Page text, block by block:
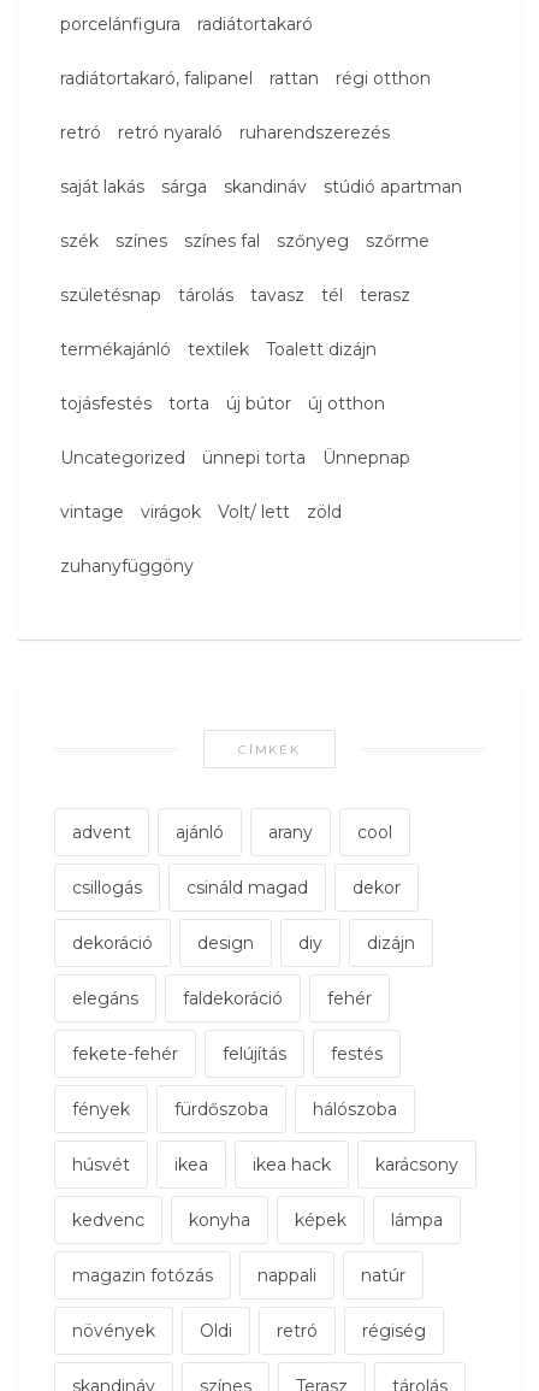
porcelánfigura radiátortakaró
radiátortakaró, falipanel rattan régi otthon
retró retró nyaraló ruharendszerezés
saját lakás sárga skandináv stúdió apartman
szék színes színes fal szőnyeg szőrme
születésnap tárolás tavasz tél terasz
termékajánló textilek Toalett dizájn
tojásfestés torta új bútor új otthon
Uncategorized ünnepi torta Ünnepnap
vintage virágok Volt/ lett zöld
zuhanyfüggöny
CÍMKÉK
advent ajánló arany cool
csillogás csináld magad dekor
dekoráció design diy dizájn
elegáns faldekoráció fehér
fekete-fehér felújítás festés
fények fürdőszoba hálószoba
húsvét ikea ikea hack karácsony
kedvenc konyha képek lámpa
magazin fotózás nappali natúr
növények Oldi retró régiség
skandináv színes Terasz tárolás